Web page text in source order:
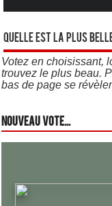
Quelle est la plus belle
Votez en choisissant,
trouvez le plus beau.
bas de page se
Nouveau vote...